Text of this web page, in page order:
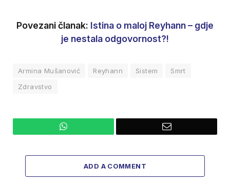
Povezani članak: Istina o maloj Reyhann – gdje
je nestala odgovornost?!
Armina Mušanović Reyhann Sistem
Smrt
Zdravstvo
WhatsApp Email
ADD A COMMENT